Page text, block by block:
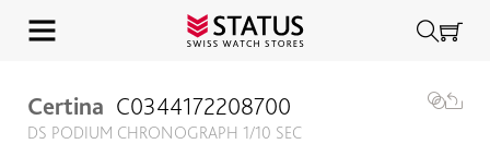
Certina C0344172208700
DS PODIUM CHRONOGRAPH 1/10 SEC